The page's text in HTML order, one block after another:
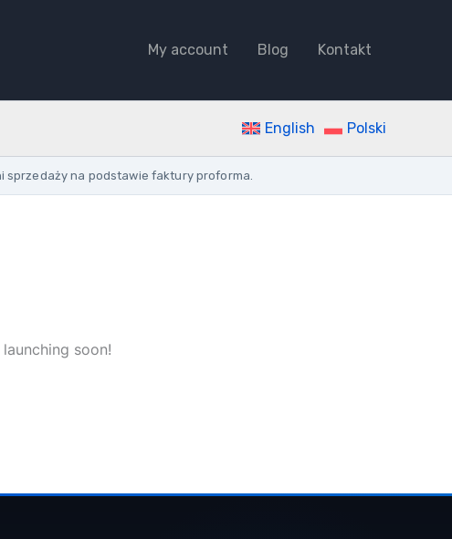
My account Blog Kontakt
English Polski
sprzedaży na podstawie faktury proforma.
soon!
ANGLED
H05VV-
F
WHITE
quantity